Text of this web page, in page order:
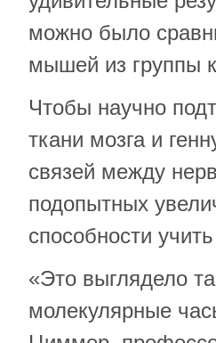
можно было
мышей из группы
Чтобы научно
ткани мозга и
связей между
подопытных
способности
«Это выглядело
молекулярные